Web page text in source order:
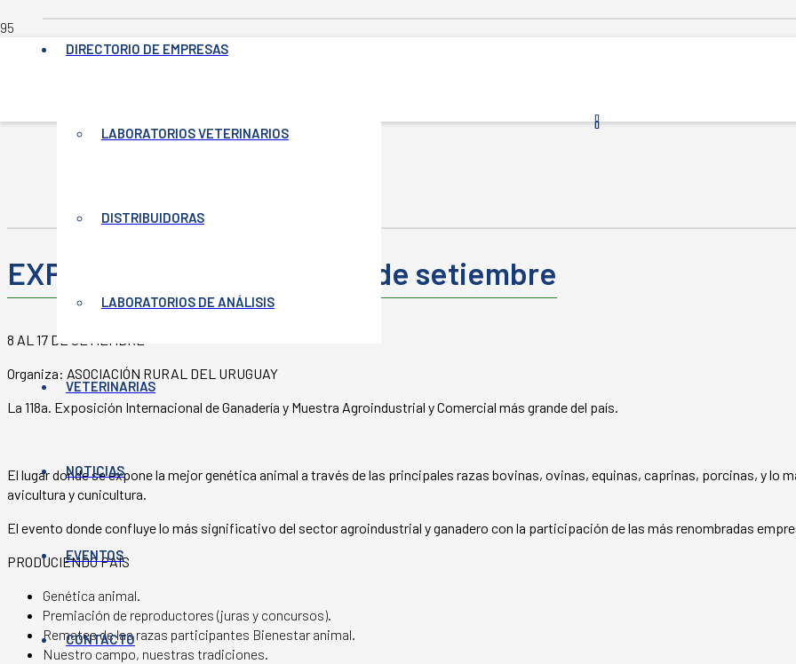
DIRECTORIO DE EMPRESAS
LABORATORIOS VETERINARIOS
DISTRIBUIDORAS
LABORATORIOS DE ANÁLISIS
VETERINARIAS
NOTICIAS
EVENTOS
CONTACTO
INICIO
EXPO PRADO 2023 – 8 al 17 de setiembre
8 AL 17 DE SETIEMBRE
Organiza: ASOCIACIÓN RURAL DEL URUGUAY
La 118a. Exposición Internacional de Ganadería y Muestra Agroindustrial y Comercial más grande del país.
El lugar donde se expone la mejor genética animal a través de las principales razas bovinas, ovinas, equinas, caprinas, porcinas, y lo
avicultura y cunicultura.
El evento donde confluye lo más significativo del sector agroindustrial y ganadero con la participación de las más renombradas
PRODUCIENDO PAÍS
Genética animal.
Premiación de reproductores (juras y concursos).
Remates de las razas participantes Bienestar animal.
Nuestro campo, nuestras tradiciones.